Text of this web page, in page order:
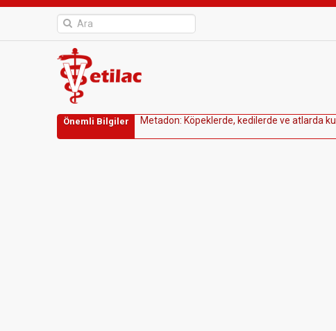
Önemli Bilgiler Metadon: Köpekerde, kedi erde ve atarda ku